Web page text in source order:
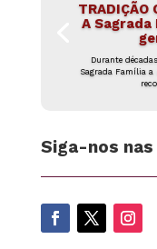
TRADIÇÃO
A Sagrada
Durante
Sagrada Família
Siga-nos